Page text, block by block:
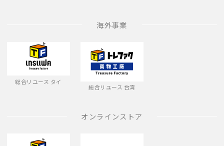
海外事業
総合リユース タイ
総合リユース 台湾
オンラインストア